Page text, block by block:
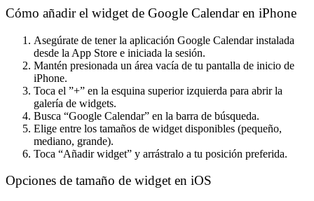
Cómo añadir el widget de Google Calendar en iPhone
Asegúrate de tener la aplicación Google Calendar instalada
desde la App Store e iniciada la sesión.
Mantén presionada un área vacía de tu pantalla de inicio de
iPhone.
Toca el ”+” en la esquina superior izquierda para abrir la
galería de widgets.
Busca “Google Calendar” en la barra de búsqueda.
Elige entre los tamaños de widget disponibles (pequeño,
mediano, grande).
Toca “Añadir widget” y arrástralo a tu posición preferida.
Opciones de tamaño de widget en iOS